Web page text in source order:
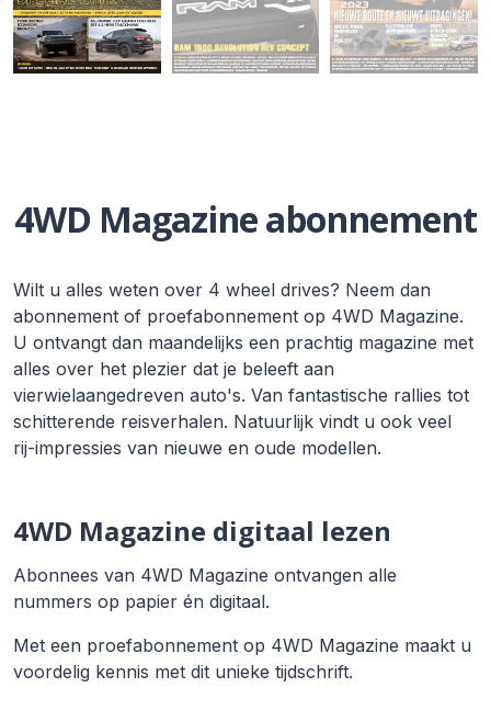
4WD Magazine abonnement
Wilt u alles weten over 4 wheel drives? Neem dan
abonnement of proefabonnement op 4WD Magazine.
U ontvangt dan maandelijks een prachtig magazine met
alles over het plezier dat je beleeft aan
vierwielaangedreven auto's. Van fantastische rallies tot
schitterende reisverhalen. Natuurlijk vindt u ook veel
rij-impressies van nieuwe en oude modellen.
4WD Magazine digitaal lezen
Abonnees van 4WD Magazine ontvangen alle
nummers op papier én digitaal.
Met een proefabonnement op 4WD Magazine maakt u
voordelig kennis met dit unieke tijdschrift.